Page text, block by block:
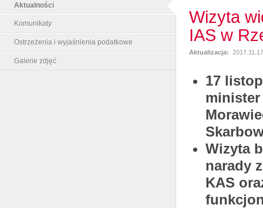
Aktualności
Komunikaty
Ostrzeżenia i wyjaśnienia podatkowe
Galerie zdjęć
Wizyta
IAS w
Aktualizacja:
17
Wizyta
narady
KAS